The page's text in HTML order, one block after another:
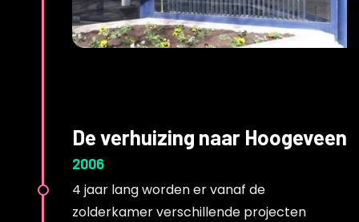
De verhuizing naar Hoogeveen
2006
4 jaar lang worden er vanaf de
zolderkamer verschillende projecten